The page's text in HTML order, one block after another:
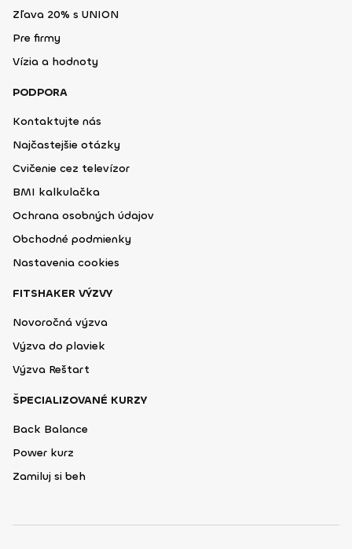
Zľava 20% s UNION
Pre firmy
Vízia a hodnoty
PODPORA
Kontaktujte nás
Najčastejšie otázky
Cvičenie cez televízor
BMI kalkulačka
Ochrana osobných údajov
Obchodné podmienky
Nastavenia cookies
FITSHAKER VÝZVY
Novoročná výzva
Výzva do plaviek
Výzva Reštart
ŠPECIALIZOVANÉ KURZY
Back Balance
Power kurz
Zamiluj si beh